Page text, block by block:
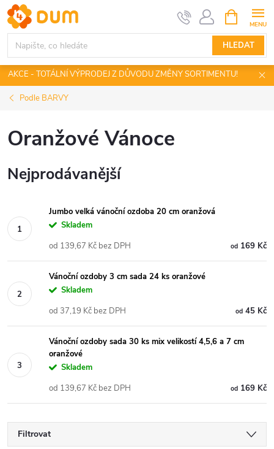
Přejít
na
obsah
HLEDAT
NÁKUPNÍ
KOŠÍK
AKCE - TOTÁLNÍ VÝPRODEJ Z DŮVODU ZMĚNY SORTIMENTU!
Podle BARVY
Oranžové Vánoce
Nejprodávanější
Jumbo velká vánoční ozdoba 20 cm oranžová
Skladem
od169 Kč
od 139,67 Kč bez DPH
Vánoční ozdoby 3 cm sada 24 ks oranžové
Skladem
od45 Kč
od 37,19 Kč bez DPH
Vánoční ozdoby sada 30 ks mix velikostí 4,5,6 a 7 cm
oranžové
Skladem
od169 Kč
od 139,67 Kč bez DPH
Filtrovat